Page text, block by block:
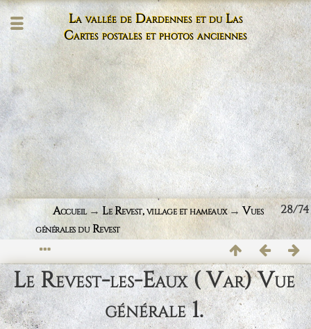
La vallée de Dardennes et du Las
Cartes postales et photos anciennes
28/74
Accueil→Le Revest, village et hameaux→Vues
générales du Revest
Le Revest-les-Eaux ( Var) Vue
générale 1.